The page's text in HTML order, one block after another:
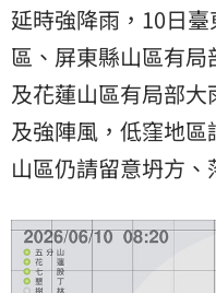
延時強降雨，10日
區、屏東縣山區有局
及花蓮山區有局部
及強陣風，低窪地區
山區仍請留意坍方、